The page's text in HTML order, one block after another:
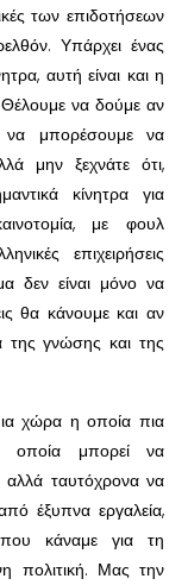
των επιδοτήσεων
Υπάρχει ένας
αυτή είναι και η
Θέλουμε να δούμε αν
μπορέσουμε να
μην ξεχνάτε ότι,
κίνητρα για
με φουλ
επιχειρήσεις
δεν είναι μόνο να
θα κάνουμε και αν
της γνώσης και της
χώρα η οποία πια
οποία μπορεί να
αλλά ταυτόχρονα να
από έξυπνα εργαλεία,
κάναμε για τη
πολιτική. Μας την